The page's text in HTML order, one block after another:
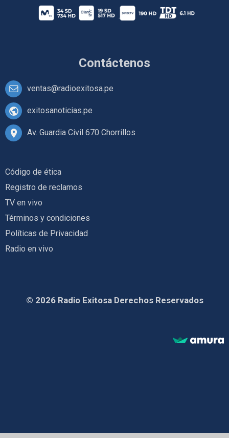
Contáctenos
ventas@radioexitosa.pe
exitosanoticias.pe
Av. Guardia Civil 670 Chorrillos
Código de ética
Registro de reclamos
TV en vivo
Términos y condiciones
Políticas de Privacidad
Radio en vivo
© 2026 Radio Exitosa Derechos Reservados